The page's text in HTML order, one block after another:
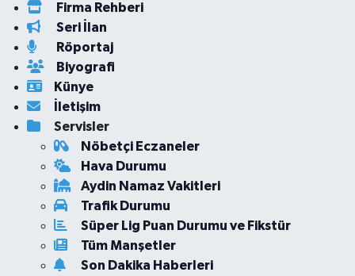
Firma Rehberi
Seri İlan
Röportaj
Biyografi
Künye
İletişim
Servisler
Nöbetçi Eczaneler
Hava Durumu
Aydin Namaz Vakitleri
Trafik Durumu
Süper Lig Puan Durumu ve Fikstür
Tüm Manşetler
Son Dakika Haberleri